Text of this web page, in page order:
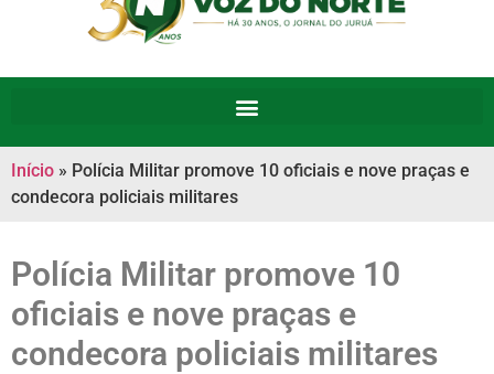
Início » Polícia Militar promove 10 oficiais e nove praças e
condecora policiais militares
Polícia Militar promove 10
oficiais e nove praças e
condecora policiais militares